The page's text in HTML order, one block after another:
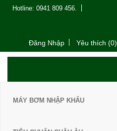
Hotline: 0941 809 456.
Đăng Nhập Yêu thích (0)
MÁY BƠM NHẬP KHẨU